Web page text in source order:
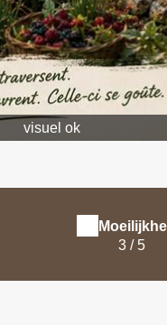
visuel ok
3 / 5